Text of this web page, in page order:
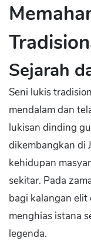
Sejarah
Seni lukis
mendalam dan
lukisan dinding
dikembangkan di
kehidupan
sekitar. Pada
bagi kalangan
menghias istana
legenda.